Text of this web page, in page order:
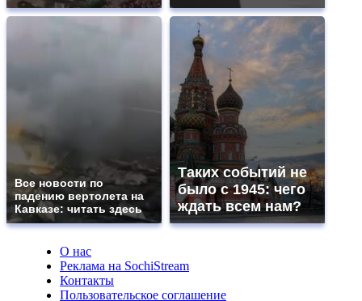
Все новости по
падению вертолета на
Кавказе: читать здесь
Таких событий не
было с 1945: чего
ждать всем нам?
О нас
Реклама на SochiStream
Контакты
Пользовательское соглашение